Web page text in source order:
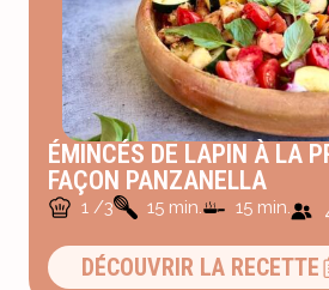
ÉMINCÉS DE LAPIN À LA
FAÇON PANZANELLA
1 /3 15 min. 15 min.
DÉCOUVRIR LA RECETTE